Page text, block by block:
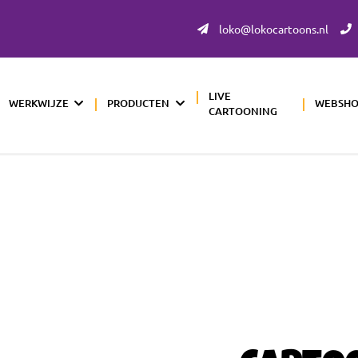
loko@lokocartoons.nl
WERKWIJZE PRODUCTEN
LIVE
CARTOONING